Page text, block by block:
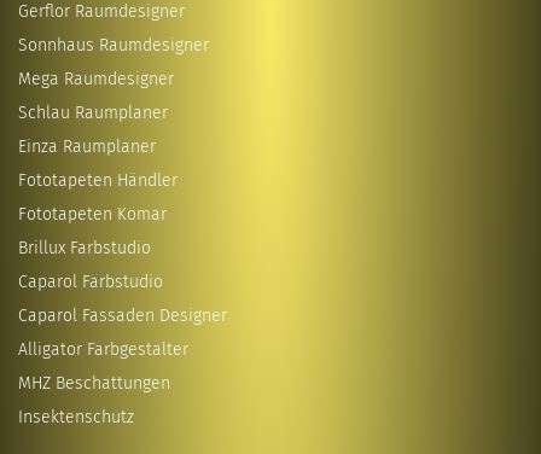
Gerflor Raumdesigner
Sonnhaus Raumdesigner
Mega Raumdesigner
Schlau Raumplaner
Einza Raumplaner
Fototapeten Händler
Fototapeten Komar
Brillux Farbstudio
Caparol Farbstudio
Caparol Fassaden Designer
Alligator Farbgestalter
MHZ Beschattungen
Insektenschutz